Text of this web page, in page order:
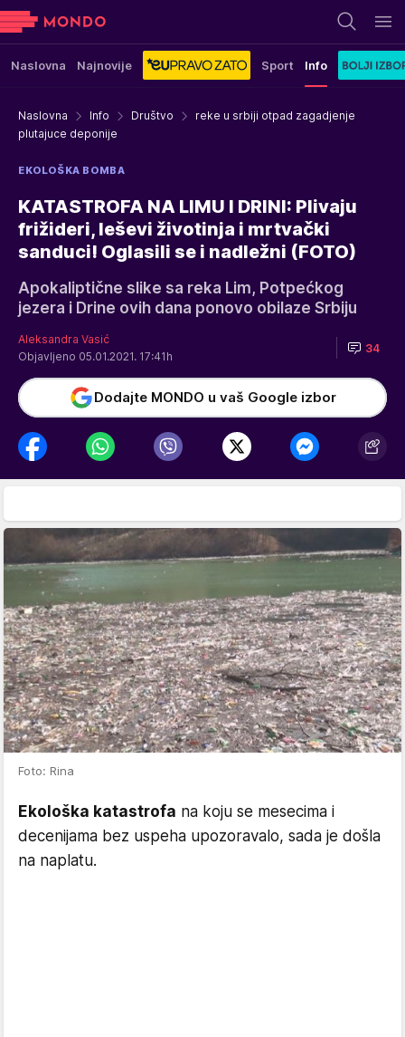
Naslovna Najnovije Sport Info
Naslovna Info Društvo
reke u srbiji otpad zagadjenje
plutajuce deponije
EKOLOŠKA BOMBA
KATASTROFA NA LIMU I DRINI: Plivaju
frižideri, leševi životinja i mrtvački
sanduci! Oglasili se i nadležni (FOTO)
Apokaliptične slike sa reka Lim, Potpećkog
jezera i Drine ovih dana ponovo obilaze Srbiju
Aleksandra Vasić
Objavljeno 05.01.2021. 17:41h
34
Dodajte MONDO u vaš Google izbor
Foto: Rina
Ekološka katastrofa na koju se mesecima i
decenijama bez uspeha upozoravalo, sada je došla
na naplatu.